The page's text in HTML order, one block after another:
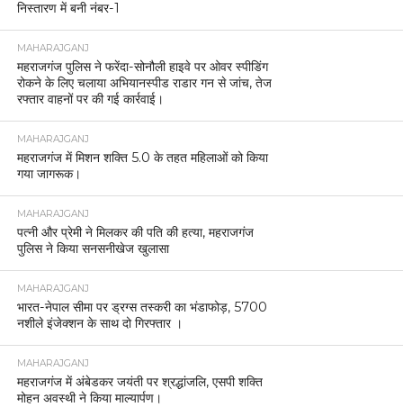
निस्तारण में बनी नंबर-1
MAHARAJGANJ
महराजगंज पुलिस ने फरेंदा-सोनौली हाइवे पर ओवर स्पीडिंग
रोकने के लिए चलाया अभियानस्पीड राडार गन से जांच, तेज
रफ्तार वाहनों पर की गई कार्रवाई।
MAHARAJGANJ
महराजगंज में मिशन शक्ति 5.0 के तहत महिलाओं को किया
गया जागरूक।
MAHARAJGANJ
पत्नी और प्रेमी ने मिलकर की पति की हत्या, महराजगंज
पुलिस ने किया सनसनीखेज खुलासा
MAHARAJGANJ
भारत-नेपाल सीमा पर ड्रग्स तस्करी का भंडाफोड़, 5700
नशीले इंजेक्शन के साथ दो गिरफ्तार ।
MAHARAJGANJ
महराजगंज में अंबेडकर जयंती पर श्रद्धांजलि, एसपी शक्ति
मोहन अवस्थी ने किया माल्यार्पण।